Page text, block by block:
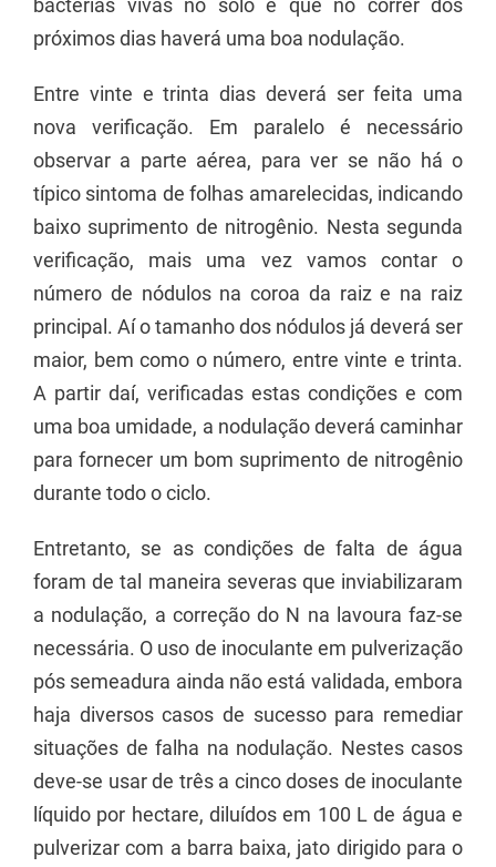
bactérias vivas no solo e que no correr dos
próximos dias haverá uma boa nodulação.
Entre vinte e trinta dias deverá ser feita uma
nova verificação. Em paralelo é necessário
observar a parte aérea, para ver se não há o
típico sintoma de folhas amarelecidas, indicando
baixo suprimento de nitrogênio. Nesta segunda
verificação, mais uma vez vamos contar o
número de nódulos na coroa da raiz e na raiz
principal. Aí o tamanho dos nódulos já deverá ser
maior, bem como o número, entre vinte e trinta.
A partir daí, verificadas estas condições e com
uma boa umidade, a nodulação deverá caminhar
para fornecer um bom suprimento de nitrogênio
durante todo o ciclo.
Entretanto, se as condições de falta de água
foram de tal maneira severas que inviabilizaram
a nodulação, a correção do N na lavoura faz-se
necessária. O uso de inoculante em pulverização
pós semeadura ainda não está validada, embora
haja diversos casos de sucesso para remediar
situações de falha na nodulação. Nestes casos
deve-se usar de três a cinco doses de inoculante
líquido por hectare, diluídos em 100 L de água e
pulverizar com a barra baixa, jato dirigido para o